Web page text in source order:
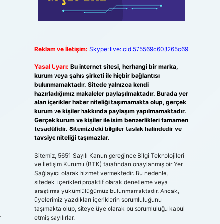
Reklam ve İletişim: Skype: live:.cid.575569c608265c69
Yasal Uyarı: Bu internet sitesi, herhangi bir marka,
kurum veya şahıs şirketi ile hiçbir bağlantısı
bulunmamaktadır. Sitede yalnızca kendi
hazırladığımız makaleler paylaşılmaktadır. Burada yer
alan içerikler haber niteliği taşımamakta olup, gerçek
kurum ve kişiler hakkında paylaşım yapılmamaktadır.
Gerçek kurum ve kişiler ile isim benzerlikleri tamamen
tesadüfidir. Sitemizdeki bilgiler taslak halindedir ve
tavsiye niteliği taşımazlar.
Sitemiz, 5651 Sayılı Kanun gereğince Bilgi Teknolojileri
ve İletişim Kurumu (BTK) tarafından onaylanmış bir Yer
Sağlayıcı olarak hizmet vermektedir. Bu nedenle,
sitedeki içerikleri proaktif olarak denetleme veya
araştırma yükümlülüğümüz bulunmamaktadır. Ancak,
üyelerimiz yazdıkları içeriklerin sorumluluğunu
taşımakta olup, siteye üye olarak bu sorumluluğu kabul
etmiş sayılırlar.